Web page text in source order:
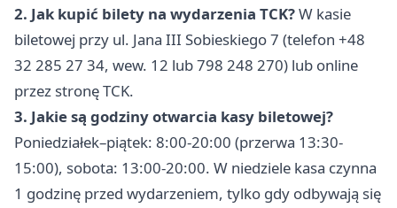
2. Jak kupić bilety na wydarzenia TCK?W kasie
biletowej przy ul. Jana III Sobieskiego 7 (telefon +48
32 285 27 34, wew. 12 lub 798 248 270) lub online
przez stronę TCK.
3. Jakie są godziny otwarcia kasy biletowej?
Poniedziałek–piątek: 8:00-20:00 (przerwa 13:30-
15:00), sobota: 13:00-20:00. W niedziele kasa czynna
1 godzinę przed wydarzeniem, tylko gdy odbywają się